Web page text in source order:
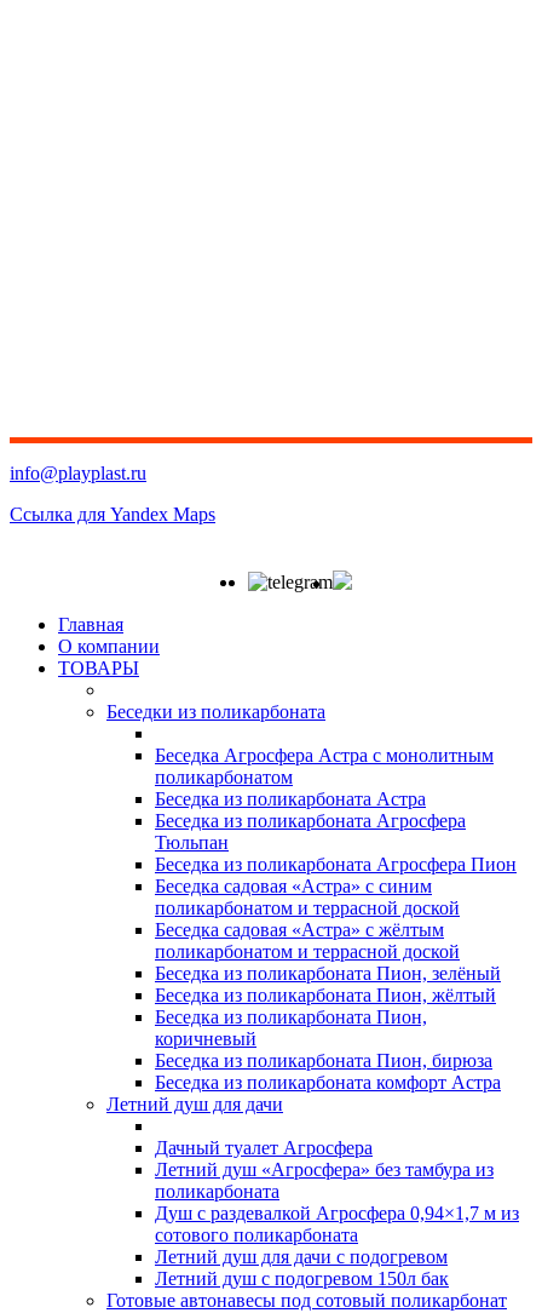
info@playplast.ru
Ссылка для Yandex Maps
Главная
О компании
ТОВАРЫ
Беседки из поликарбоната
Беседка Агросфера Астра с монолитным
поликарбонатом
Беседка из поликарбоната Астра
Беседка из поликарбоната Агросфера
Тюльпан
Беседка из поликарбоната Агросфера Пион
Беседка садовая «Астра» с синим
поликарбонатом и террасной доской
Беседка садовая «Астра» с жёлтым
поликарбонатом и террасной доской
Беседка из поликарбоната Пион, зелёный
Беседка из поликарбоната Пион, жёлтый
Беседка из поликарбоната Пион,
коричневый
Беседка из поликарбоната Пион, бирюза
Беседка из поликарбоната комфорт Астра
Летний душ для дачи
Дачный туалет Агросфера
Летний душ «Агросфера» без тамбура из
поликарбоната
Душ с раздевалкой Агросфера 0,94×1,7 м из
сотового поликарбоната
Летний душ для дачи с подогревом
Летний душ с подогревом 150л бак
Готовые автонавесы под сотовый поликарбонат